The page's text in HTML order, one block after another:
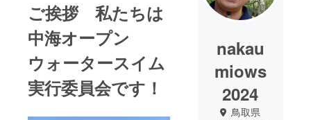
ご挨拶 私たちは
中海オープン
ウォータースイム
実行委員会です！
nakau
miows
2024
鳥取県